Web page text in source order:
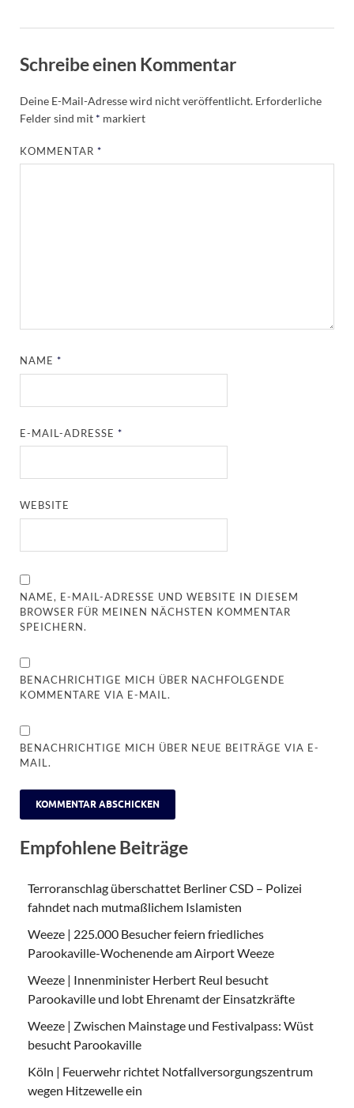
Schreibe einen Kommentar
Deine E-Mail-Adresse wird nicht veröffentlicht. Erforderliche
Felder sind mit * markiert
KOMMENTAR*
NAME*
E-MAIL-ADRESSE*
WEBSITE
NAME, E-MAIL-ADRESSE UND WEBSITE IN DIESEM
BROWSER FÜR MEINEN NÄCHSTEN KOMMENTAR
SPEICHERN.
BENACHRICHTIGE MICH ÜBER NACHFOLGENDE
KOMMENTARE VIA E-MAIL.
BENACHRICHTIGE MICH ÜBER NEUE BEITRÄGE VIA E-
MAIL.
Empfohlene Beiträge
Terroranschlag überschattet Berliner CSD – Polizei
fahndet nach mutmaßlichem Islamisten
Weeze | 225.000 Besucher feiern friedliches
Parookaville-Wochenende am Airport Weeze
Weeze | Innenminister Herbert Reul besucht
Parookaville und lobt Ehrenamt der Einsatzkräfte
Weeze | Zwischen Mainstage und Festivalpass: Wüst
besucht Parookaville
Köln | Feuerwehr richtet Notfallversorgungszentrum
wegen Hitzewelle ein